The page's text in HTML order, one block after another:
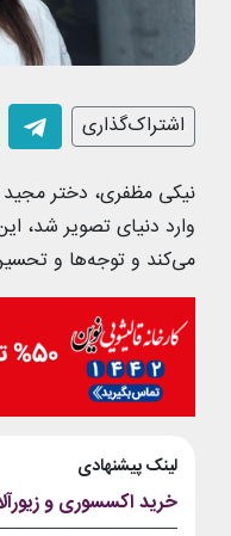
اشتراک‌گذاری
نیکی مظفری، دختر
وارد دنیای تصویر شد،
می‌کند و توجه‌ها و
لینک پیشنهادی
خرید اکسسوری و